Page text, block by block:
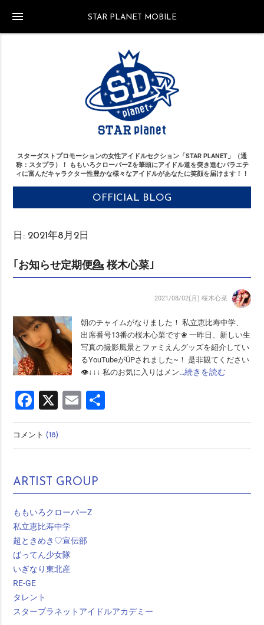
STAR PLANET MOBILE
menu
スターダストプロモーションの女性アイドルセクション「STAR PLANET」（通
称：スタプラ）！
ももいろクローバーZを筆頭にアイドル道を突き進むバラエテ
ィに富んだキャラクター性豊かな様々なアイドルがあなたに笑顔を届けます！！
OFFICIAL BLOG
日: 2021年8月2日
｢お知らせ定期便💁 桜木心菜｣
2021/08/02(月) 桜木心菜
朝のチャイムがなりました！ 私立恵比寿中学、
出席番号13番の桜木心菜です❀ 一昨日、新しい生
写真の撮影風景とファミえんグッズを紹介してい
るYouTubeがÜPされました~！ 是非観てください
👁↓↓↓ 私のお気に入りはメン…続きを読む
Facebook
X Email
有
コメント(18)
ARTIST GROUP
ももいろクローバーZ
私立恵比寿中学
超ときめき♡宣伝部
ばってん少女隊
いぎなり東北産
RE-GE
タレント
スタープラネットアイドルアカデミー